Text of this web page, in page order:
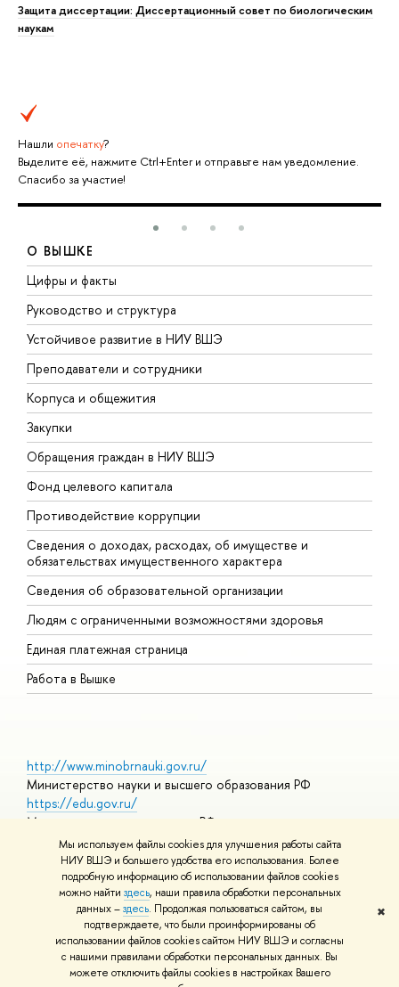
Мы используем файлы cookies для улучшения работы сайта
НИУ ВШЭ и большего удобства его использования. Более
подробную информацию об использовании файлов cookies
можно найти здесь, наши правила обработки персональных
данных –здесь. Продолжая пользоваться сайтом, вы
подтверждаете, что были проинформированы об
использовании файлов cookies сайтом НИУ ВШЭ и согласны
с нашими правилами обработки персональных данных. Вы
можете отключить файлы cookies в настройках Вашего
✖
Защита диссертации: Диссертационный совет по биологическим
наукам
Нашли опечатку?
Выделите её, нажмите Ctrl+Enter и отправьте нам уведомление.
Спасибо за участие!
О ВЫШКЕ
Цифры и факты
Руководство и структура
Устойчивое развитие в НИУ ВШЭ
Преподаватели и сотрудники
Корпуса и общежития
Закупки
Обращения граждан в НИУ ВШЭ
Фонд целевого капитала
Противодействие коррупции
Сведения о доходах, расходах, об имуществе и
обязательствах имущественного характера
Сведения об образовательной организации
Людям с ограниченными возможностями здоровья
Единая платежная страница
Работа в Вышке
http://www.minobrnauki.gov.ru/
Министерство науки и высшего образования РФ
https://edu.gov.ru/
Министерство просвещения РФ
https://elearning.hse.ru/mooc
Массовые открытые онлайн-курсы
© НИУ ВШЭ 1993–2026 Адреса и контактыУсловия
использования материалов Политика конфиденциальности
Шрифты HSE Sans и HSE Slab разработаны вШколе дизайна НИУ